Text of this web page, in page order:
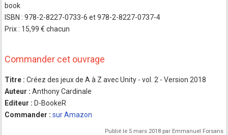
book
ISBN : 978-2-8227-0733-6 et 978-2-8227-0737-4
Prix : 15,99 € chacun
Commander cet ouvrage
Titre :Créez des jeux de A à Z avec Unity - vol. 2 - Version 2018
Auteur :Anthony Cardinale
Editeur : D-BookeR
Commander :sur Amazon
Publié le 5 mars 2018 par Emmanuel Forsans